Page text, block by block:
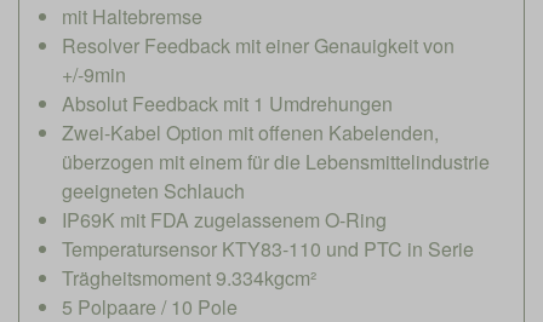
mit Haltebremse
Resolver Feedback mit einer Genauigkeit von
+/-9min
Absolut Feedback mit 1 Umdrehungen
Zwei-Kabel Option mit offenen Kabelenden,
überzogen mit einem für die Lebensmittelindustrie
geeigneten Schlauch
IP69K mit FDA zugelassenem O-Ring
Temperatursensor KTY83-110 und PTC in Serie
Trägheitsmoment 9.334kgcm²
5 Polpaare / 10 Pole